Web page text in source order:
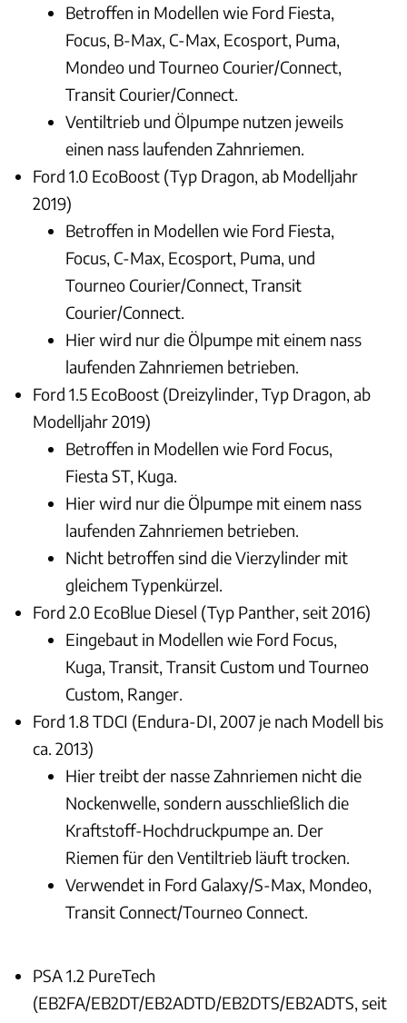
Betroffen in Modellen wie Ford Fiesta,
Focus, B-Max, C-Max, Ecosport, Puma,
Mondeo und Tourneo Courier/Connect,
Transit Courier/Connect.
Ventiltrieb und Ölpumpe nutzen jeweils
einen nass laufenden Zahnriemen.
Ford 1.0 EcoBoost (Typ Dragon, ab Modelljahr
2019)
Betroffen in Modellen wie Ford Fiesta,
Focus, C-Max, Ecosport, Puma, und
Tourneo Courier/Connect, Transit
Courier/Connect.
Hier wird nur die Ölpumpe mit einem nass
laufenden Zahnriemen betrieben.
Ford 1.5 EcoBoost (Dreizylinder, Typ Dragon, ab
Modelljahr 2019)
Betroffen in Modellen wie Ford Focus,
Fiesta ST, Kuga.
Hier wird nur die Ölpumpe mit einem nass
laufenden Zahnriemen betrieben.
Nicht betroffen sind die Vierzylinder mit
gleichem Typenkürzel.
Ford 2.0 EcoBlue Diesel (Typ Panther, seit 2016)
Eingebaut in Modellen wie Ford Focus,
Kuga, Transit, Transit Custom und Tourneo
Custom, Ranger.
Ford 1.8 TDCI (Endura-DI, 2007 je nach Modell bis
ca. 2013)
Hier treibt der nasse Zahnriemen nicht die
Nockenwelle, sondern ausschließlich die
Kraftstoff-Hochdruckpumpe an. Der
Riemen für den Ventiltrieb läuft trocken.
Verwendet in Ford Galaxy/S-Max, Mondeo,
Transit Connect/Tourneo Connect.
PSA 1.2 PureTech
(EB2FA/EB2DT/EB2ADTD/EB2DTS/EB2ADTS, seit